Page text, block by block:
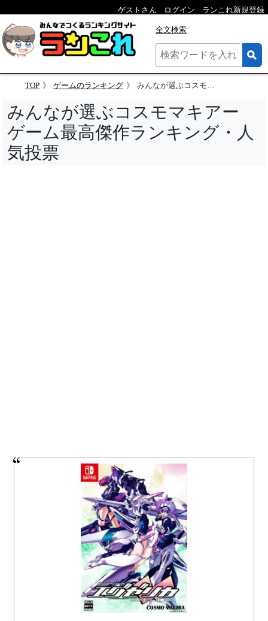
ゲストさん ログイン ランこれ新規登録
全文検索
TOP ゲームのランキング みんなが選ぶコスモマキアー ゲーム最高傑作ランキング・人気投票
みんなが選ぶコスモマキアー
ゲーム最高傑作ランキング・人
気投票